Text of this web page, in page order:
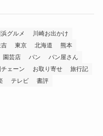
グルメ
川崎お出かけ
東京 北海道
熊本
園芸店 パン
パン屋さん
ェーン お取り寄せ
旅行記
テレビ
書評